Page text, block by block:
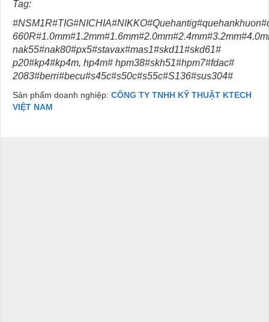
Tag:
nak55#nak80#px5#stavax#mas1#skd11#skd61#
p20#kp4#kp4m, hp4m# hpm38#skh51#hpm7#fdac#
2083#berri#becu#s45c#s50c#s55c#S136#sus304#
Sản phẩm doanh nghiệp: CÔNG TY TNHH KỸ THUẬT KTECH
VIỆT NAM